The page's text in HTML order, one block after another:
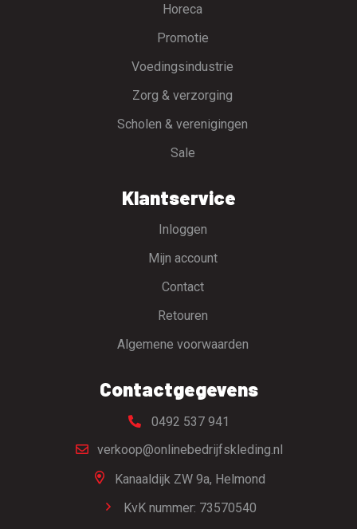
Horeca
Promotie
Voedingsindustrie
Zorg & verzorging
Scholen & verenigingen
Sale
Klantservice
Inloggen
Mijn account
Contact
Retouren
Algemene voorwaarden
Contactgegevens
0492 537 941
verkoop@onlinebedrijfskleding.nl
Kanaaldijk ZW 9a, Helmond
KvK nummer: 73570540